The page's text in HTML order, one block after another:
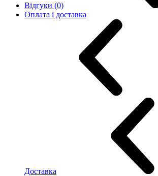
Відгуки (0)
Оплата і доставка
Доставка